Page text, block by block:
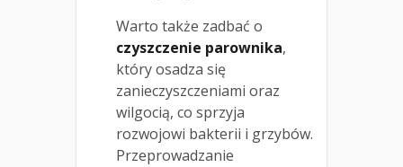
Warto także zadbać o
czyszczenie parownika,
który osadza się
zanieczyszczeniami oraz
wilgocią, co sprzyja
rozwojowi bakterii i grzybów.
Przeprowadzanie